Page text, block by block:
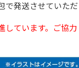
で発送させていただ
しています。ご協力